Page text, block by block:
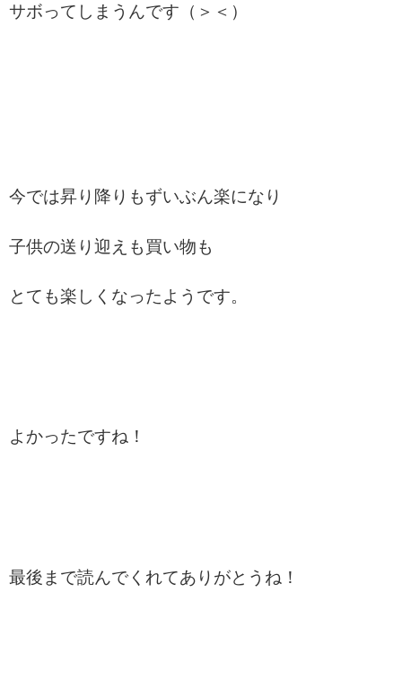
サボってしまうんです（＞＜）
今では昇り降りもずいぶん楽になり
子供の送り迎えも買い物も
とても楽しくなったようです。
よかったですね！
最後まで読んでくれてありがとうね！